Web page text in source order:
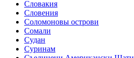
Словакия
Словения
Соломоновы острови
Сомали
Судан
Суринам